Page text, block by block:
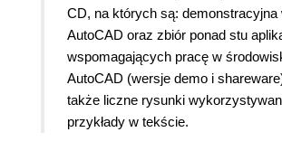
CD, na których są: demonstracyjna
AutoCAD oraz zbiór ponad stu
wspomagających pracę w
AutoCAD (wersje demo i
także liczne rysunki
przykłady w tekście.